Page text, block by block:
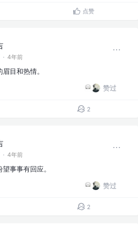
点赞
· 4年前
目和热情。
赞过
2
· 4年前
事事有回应。
赞过
2